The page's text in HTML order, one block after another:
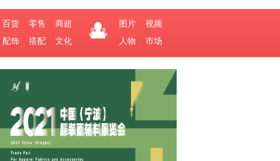
百货 零售
商超
配饰 搭配 文化
图片
视频
人物
市场